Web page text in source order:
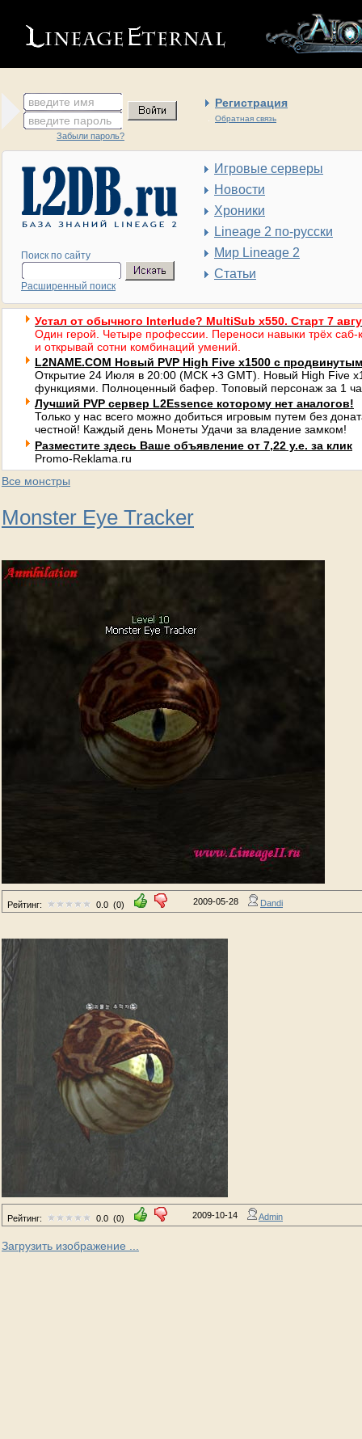
введите имя Регистрация
Обратная связь
введите пароль
Забыли пароль?
Поиск по сайту
Расширенный поиск
Игровые серверы
Новости
Хроники
Lineage 2 по-русски
Мир Lineage 2
Статьи
Устал от обычного Interlude? MultiSub x550. Старт 7
Один герой. Четыре профессии. Переноси навыки трёх саб-
и открывай сотни комбинаций умений.
L2NAME.COM Новый PVP High Five x1500 с
Открытие 24 Июля в 20:00 (МСК +3 GMT). Новый High Five
функциями. Полноценный бафер. Топовый персонаж за 1
Лучший PVP сервер L2Essence которому нет аналогов!
Только у нас всего можно добиться игровым путем без
честной! Каждый день Монеты Удачи за владение замком!
Разместите здесь Ваше объявление от 7,22 у.е. за клик
Promo-Reklama.ru
Все монстры
Monster Eye Tracker
Рейтинг: 0.0 (0) 2009-05-28 Dandi
Рейтинг: 0.0 (0) 2009-10-14 Admin
Загрузить изображение ...